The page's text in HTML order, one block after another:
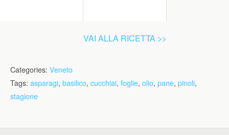
VAI ALLA RICETTA >>
Categories: Veneto
Tags: asparagi, basilico, cucchiai, foglie, olio, pane, pinoli,
stagione